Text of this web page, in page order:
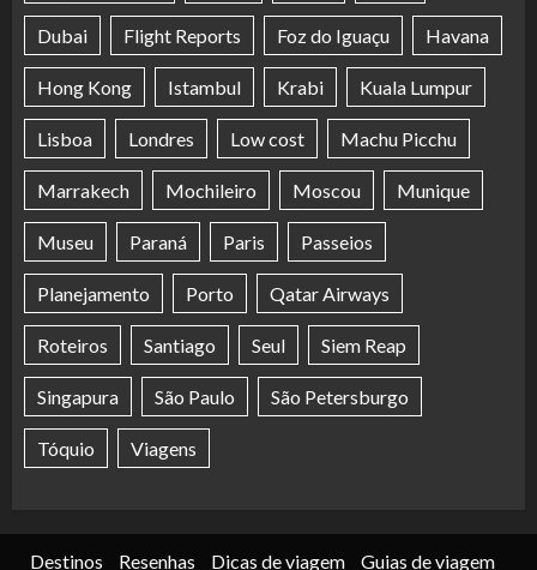
Dubai Flight Reports Foz do Iguaçu Havana
Hong Kong Istambul Krabi Kuala Lumpur
Lisboa Londres Low cost Machu Picchu
Marrakech Mochileiro Moscou Munique
Museu Paraná Paris Passeios
Planejamento Porto Qatar Airways
Roteiros Santiago Seul Siem Reap
Singapura São Paulo São Petersburgo
Tóquio Viagens
Destinos Resenhas Dicas de viagem Guias de viagem